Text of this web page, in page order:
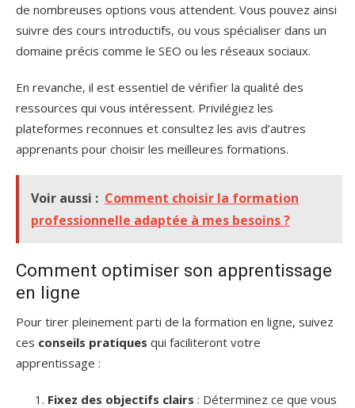
de nombreuses options vous attendent. Vous pouvez ainsi
suivre des cours introductifs, ou vous spécialiser dans un
domaine précis comme le SEO ou les réseaux sociaux.
En revanche, il est essentiel de vérifier la qualité des
ressources qui vous intéressent. Privilégiez les
plateformes reconnues et consultez les avis d’autres
apprenants pour choisir les meilleures formations.
Voir aussi : Comment choisir la formation
professionnelle adaptée à mes besoins ?
Comment optimiser son apprentissage
en ligne
Pour tirer pleinement parti de la formation en ligne, suivez
ces conseils pratiques qui faciliteront votre
apprentissage :
Fixez des objectifs clairs : Déterminez ce que vous